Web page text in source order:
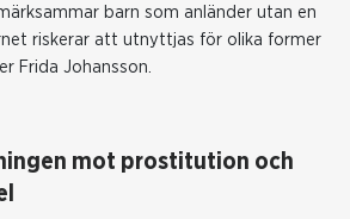
barn som anländer utan en
riskerar att utnyttjas för olika former
Frida Johansson.
mot prostitution och